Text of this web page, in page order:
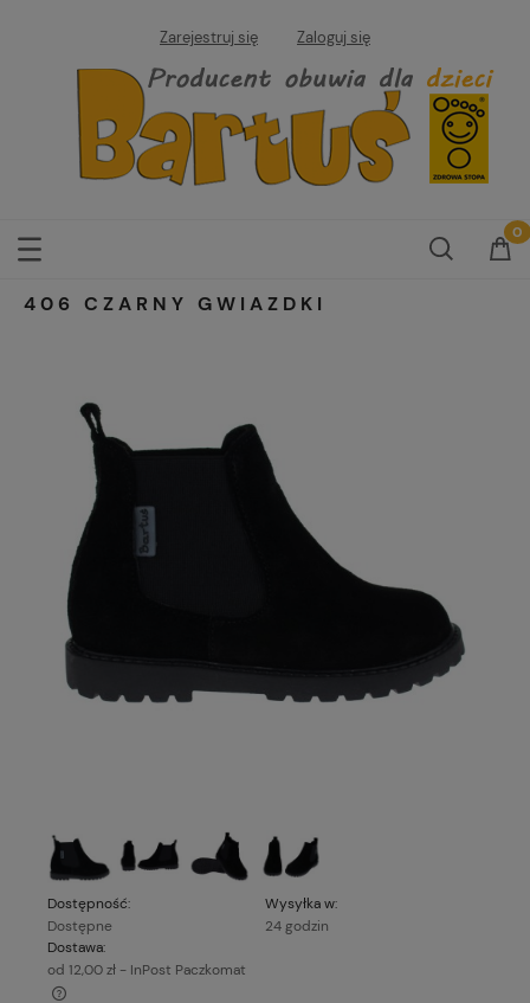
Zarejestruj się Zaloguj się
406 CZARNY GWIAZDKI
Dostępność:
Dostępne
Wysyłka w:
24 godzin
Dostawa:
od 12,00 zł - InPost Paczkomat